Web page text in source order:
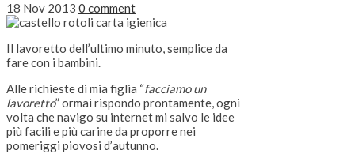
18 Nov 2013 0 comment
Il lavoretto dell’ultimo minuto, semplice da
fare con i bambini.
Alle richieste di mia figlia “facciamo un
lavoretto” ormai rispondo prontamente, ogni
volta che navigo su internet mi salvo le idee
più facili e più carine da proporre nei
pomeriggi piovosi d’autunno.